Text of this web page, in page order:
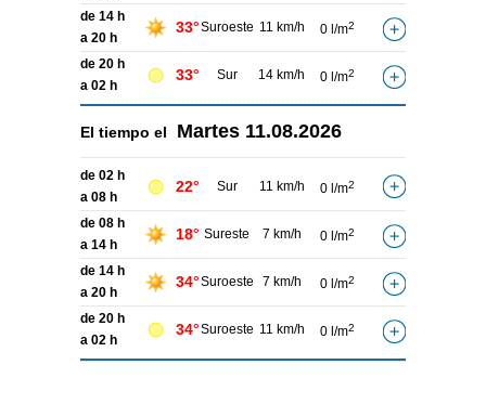
de 14 h
a 20 h
33°Suroeste 11 km/h 0 l/m2
de 20 h
a 02 h
33° Sur 14 km/h 0 l/m2
El tiempo el Martes 11.08.2026
de 02 h
a 08 h
22° Sur 11 km/h 0 l/m2
de 08 h
a 14 h
18° Sureste 7 km/h 0 l/m2
de 14 h
a 20 h
34°Suroeste 7 km/h 0 l/m2
de 20 h
a 02 h
34°Suroeste 11 km/h 0 l/m2